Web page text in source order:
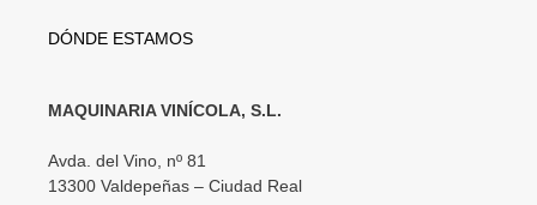
DÓNDE ESTAMOS
MAQUINARIA VINÍCOLA, S.L.
Avda. del Vino, nº 81
13300 Valdepeñas – Ciudad Real